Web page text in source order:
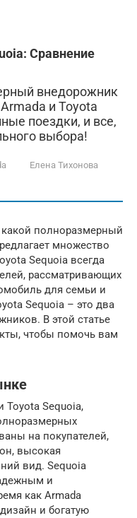
Сравнение
внедорожник
и Toyota
поездки, и все,
выбора!
Елена Тихонова
полноразмерный
множество
Sequoia всегда
рассматривающих
для семьи и
Sequoia – это два
В этой статье
чтобы помочь вам
Toyota Sequoia,
на покупателей,
высокая
вид. Sequoia
и
как Armada
и богатую